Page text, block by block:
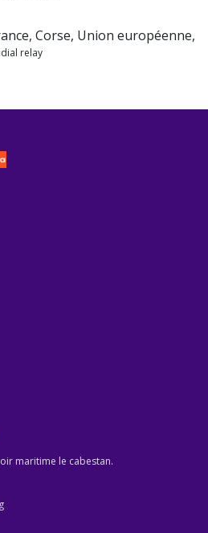
Corse, Union européenne,
relay
maritime le cabestan.